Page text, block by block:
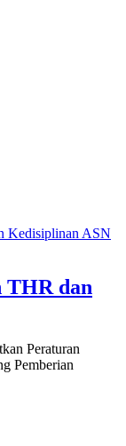
THR dan
Peraturan
Pemberian